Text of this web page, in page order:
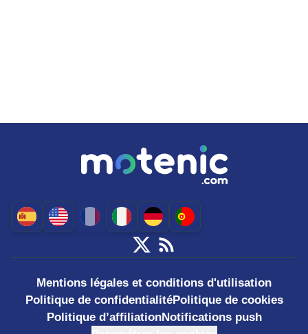
Mentions légales et conditions d'utilisation
Politique de confidentialitéPolitique de cookies
Politique d’affiliationNotifications push